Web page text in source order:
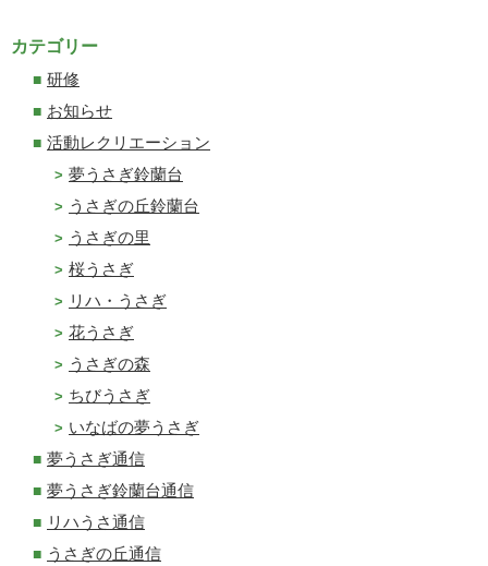
カテゴリー
研修
お知らせ
活動レクリエーション
夢うさぎ鈴蘭台
うさぎの丘鈴蘭台
うさぎの里
桜うさぎ
リハ・うさぎ
花うさぎ
うさぎの森
ちびうさぎ
いなばの夢うさぎ
夢うさぎ通信
夢うさぎ鈴蘭台通信
リハうさ通信
うさぎの丘通信